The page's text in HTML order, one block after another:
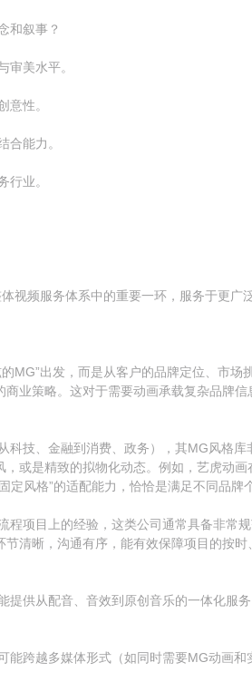
和叙事？
审美水平。
意性。
合能力。
行业。
视频服务体系中的重要一环，服务于更广
MG”出发，而是从客户的品牌定位、市场
业策略。这对于需要动画承载复杂品牌
科技、金融到消费、政务），其MG风格
或是精致的拟物化动态。例如，艺虎动
风格”的适配能力，恰恰是满足不同品牌
项目上的经验，这类公司通常具备非常规
清晰，沟通有序，能有效保障项目的按
供从配音、音效到原创音乐的一体化服
跨越多媒体形式（如同时需要MG动画